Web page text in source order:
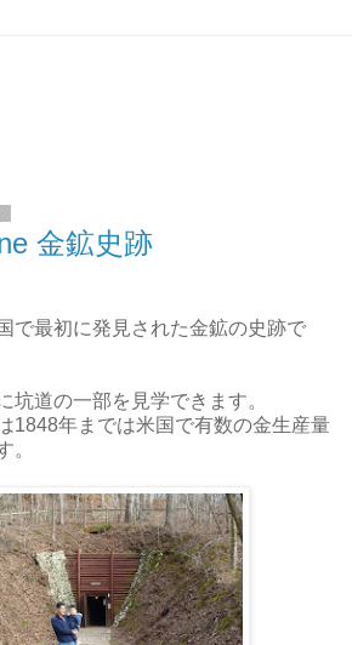
金鉱史跡
で最初に発見された金鉱の史跡で
坑道の一部を見学できます。
1848年までは米国で有数の金生産量
。